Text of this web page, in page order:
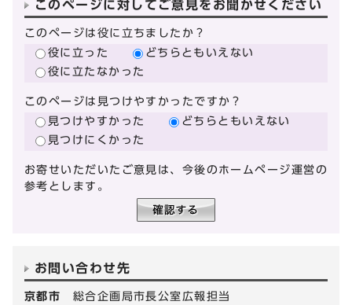
このページに対してご意見をお聞かせください
このページは役に立ちましたか？
役に立った
どちらともいえない
役に立たなかった
このページは見つけやすかったですか？
見つけやすかった
どちらともいえない
見つけにくかった
お寄せいただいたご意見は、今後のホームページ運営の
参考とします。
お問い合わせ先
京都市 総合企画局市長公室広報担当